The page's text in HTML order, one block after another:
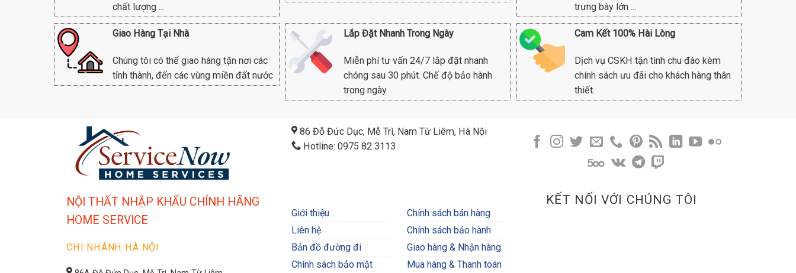
chất lượng ...
trưng bày lớn ...
Giao Hàng Tại Nhà
Chúng tôi có thể giao hàng tận nơi các
tỉnh thành, đến các vùng miền đất nước
Lắp Đặt Nhanh Trong Ngày
Miễn phí tư vấn 24/7 lắp đặt nhanh
chóng sau 30 phút. Chế độ bảo hành
trong ngày.
Cam Kết 100% Hài Lòng
Dịch vụ CSKH tận tình chu đáo kèm
chính sách ưu đãi cho khách hàng thân
thiết.
86 Đỗ Đức Dục, Mễ Trì, Nam Từ Liêm, Hà Nội
Hotline: 0975 82 3113
NỘI THẤT NHẬP KHẨU CHÍNH HÃNG
HOME SERVICE
CHI NHÁNH HÀ NỘI
Giới thiệu
Liên hệ
Bản đồ đường đi
Chính sách bảo mật
Chính sách bán hàng
Chính sách bảo hành
Giao hàng & Nhận hàng
Mua hàng & Thanh toán
KẾT NỐI VỚI CHÚNG TÔI